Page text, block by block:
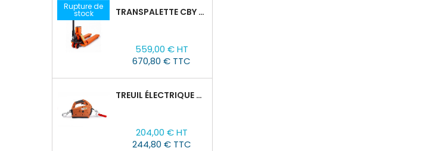
Rupture de
stock TRANSPALETTE CBY 2,5T AVEC BALANCE
559,00 € HT
670,80 € TTC
TREUIL ÉLECTRIQUE PORTABLE TOR SQ-01-450KG/4.6M
204,00 € HT
244,80 € TTC